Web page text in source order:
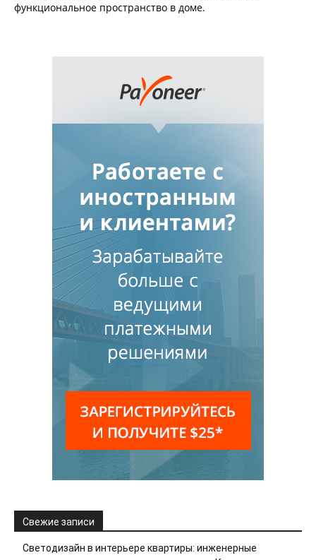
функциональное пространство в доме.
Свежие записи
Светодизайн в интерьере квартиры: инженерные